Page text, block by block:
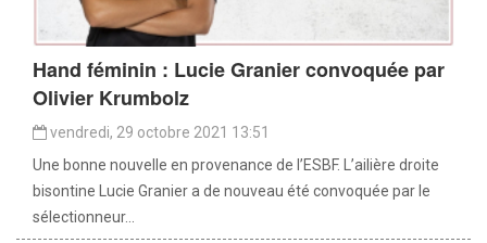
Hand féminin : Lucie Granier convoquée par
Olivier Krumbolz
vendredi, 29 octobre 2021 13:51
Une bonne nouvelle en provenance de l’ESBF. L’ailière droite
bisontine Lucie Granier a de nouveau été convoquée par le
sélectionneur...